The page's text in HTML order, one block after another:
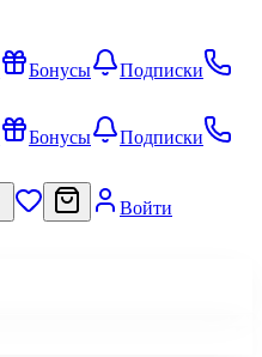
Бонусы
Подписки
Бонусы
Подписки
Войти